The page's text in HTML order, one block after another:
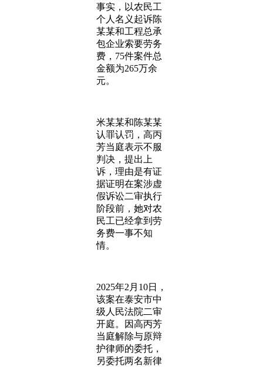
事实，以农民工
个人名义起诉陈
某某和工程总承
包企业索要劳务
费，75件案件总
金额为265万余
元。
米某某和陈某某
认罪认罚，高丙
芳当庭表示不服
判决，提出上
诉，理由是有证
据证明在案涉虚
假诉讼二审执行
阶段前，她对农
民工已经拿到劳
务费一事不知
情。
2025年2月10日，
该案在泰安市中
级人民法院二审
开庭。因高丙芳
当庭解除与原辩
护律师的委托，
另委托两名新律